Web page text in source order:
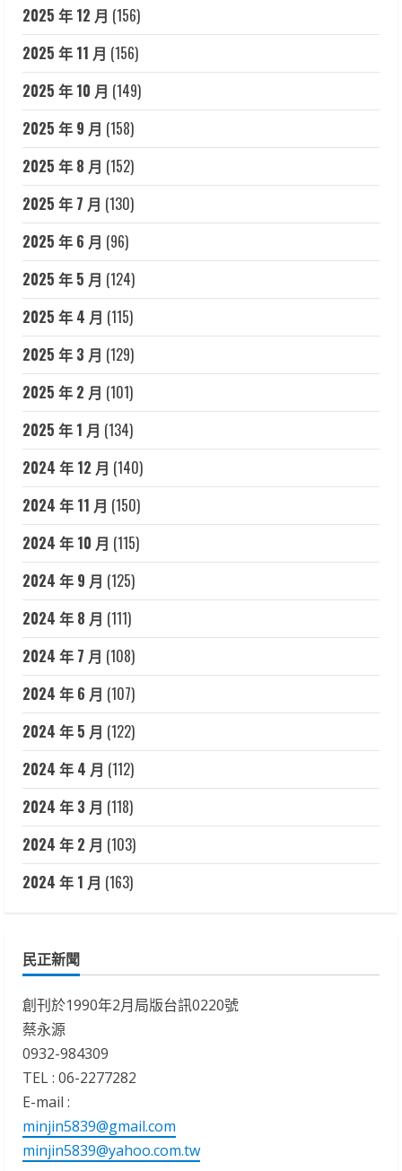
2025 年 12 月 (156)
2025 年 11 月 (156)
2025 年 10 月 (149)
2025 年 9 月 (158)
2025 年 8 月 (152)
2025 年 7 月 (130)
2025 年 6 月 (96)
2025 年 5 月 (124)
2025 年 4 月 (115)
2025 年 3 月 (129)
2025 年 2 月 (101)
2025 年 1 月 (134)
2024 年 12 月 (140)
2024 年 11 月 (150)
2024 年 10 月 (115)
2024 年 9 月 (125)
2024 年 8 月 (111)
2024 年 7 月 (108)
2024 年 6 月 (107)
2024 年 5 月 (122)
2024 年 4 月 (112)
2024 年 3 月 (118)
2024 年 2 月 (103)
2024 年 1 月 (163)
民正新聞
創刊於1990年2月局版台訊0220號
蔡永源
0932-984309
TEL : 06-2277282
E-mail :
minjin5839@gmail.com
minjin5839@yahoo.com.tw